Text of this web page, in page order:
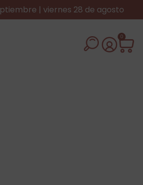
| viernes 28 de agosto
0